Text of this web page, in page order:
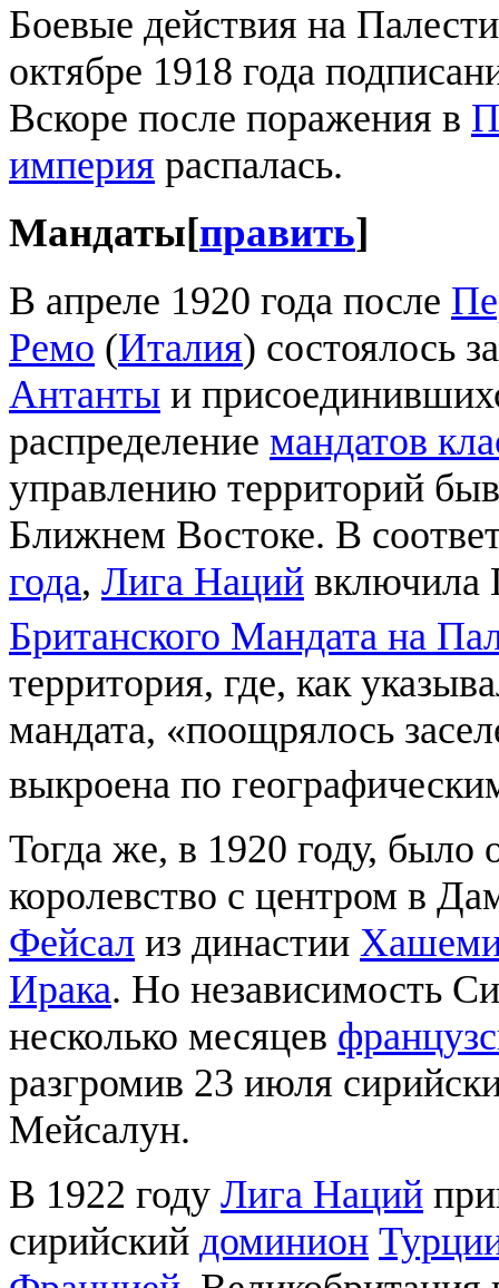
Боевые действия на
октябре 1918 года
Вскоре после поражения в
империя распалась.
Мандаты[править]
В апреле 1920 года после
Ремо (Италия) состоялось
Антанты и
распределение мандатов
управлению территорий
Ближнем Востоке. В
года, Лига Наций включила
Британского Мандата на
территория, где, как
мандата, «поощрялось
выкроена по
Тогда же, в 1920 году, было
королевство с центром в
Фейсал из династии
Ирака. Но независимость
несколько месяцев
разгромив 23 июля
Мейсалун.
В 1922 году Лига Наций
сирийский доминион